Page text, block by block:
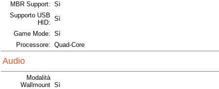
MBR Support: Sì
Supporto USB
HID:
Sì
Game Mode: Sì
Processore: Quad-Core
Audio
Modalità
Wallmount Sì